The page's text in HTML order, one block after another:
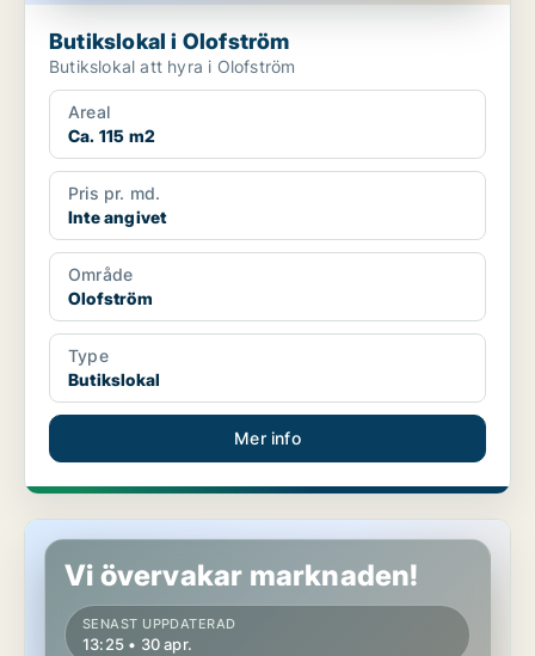
Butikslokal i Olofström
Butikslokal att hyra i Olofström
Areal
Ca. 115 m2
Pris pr. md.
Inte angivet
Område
Olofström
Type
Butikslokal
Mer info
Butikslokal i Olofström
Vi övervakar marknaden!
SENAST UPPDATERAD
13:25 • 30 apr.